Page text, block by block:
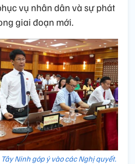
vụ nhân dân và sự phát
giai đoạn mới.
Ninh góp ý vào các Nghị quyết.